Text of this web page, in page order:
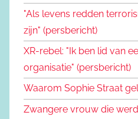
"Als levens redden
zijn" (persbericht)
XR-rebel: "Ik ben lid van
organisatie" (persbericht)
Waarom Sophie Straat
Zwangere vrouw die